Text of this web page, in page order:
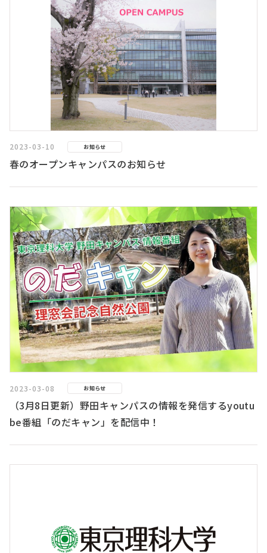
2023-03-10 お知らせ
春のオープンキャンパスのお知らせ
2023-03-08 お知らせ
（3月8日更新）野田キャンパスの情報を発信するyoutu
be番組「のだキャン」を配信中！